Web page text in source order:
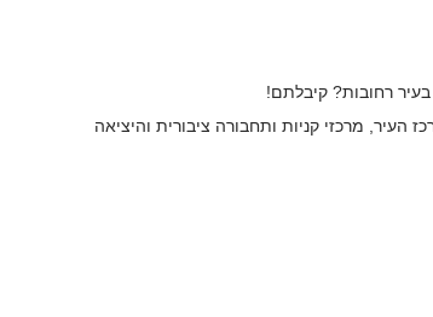
רחובות? קיבלתם!
העיר, מרכזי קניות ותחבורה ציבורית והיציאה